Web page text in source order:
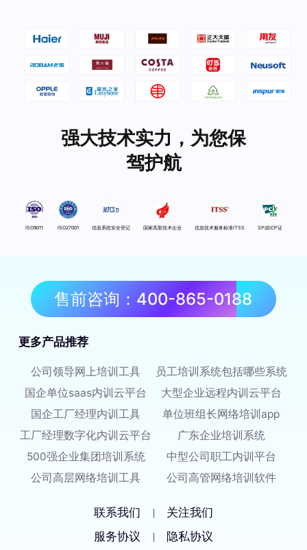
强大技术实力，为您保
驾护航
ISO9011 ISO27001 信息系统安全登记 国家高新技术企业 信息技术服务标准ITSS SP或ICP证
售前咨询：400-865-0188
更多产品推荐
公司领导网上培训工具
员工培训系统包括哪些系统
国企单位saas内训云平台
大型企业远程内训云平台
国企工厂经理内训工具
单位班组长网络培训app
工厂经理数字化内训云平台
广东企业培训系统
500强企业集团培训系统
中型公司职工内训平台
公司高层网络培训工具
公司高管网络培训软件
联系我们 |
关注我们
服务协议
| 隐私协议